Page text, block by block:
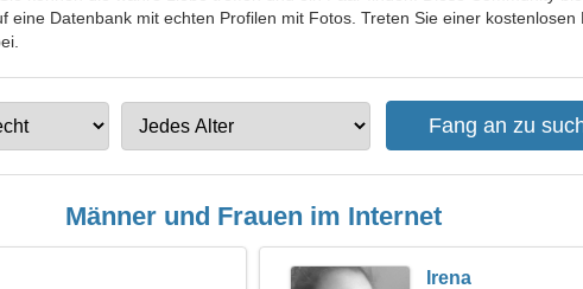
eine Datenbank mit echten Profilen mit Fotos. Treten Sie einer
Männer und Frauen im Internet
Irena